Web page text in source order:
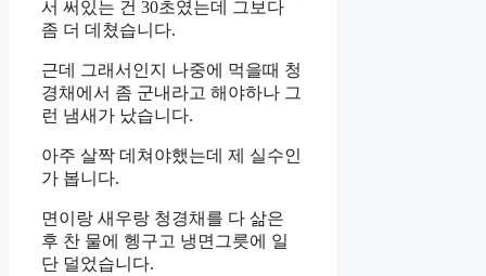
서 써있는 건 30초였는데 그보다
좀 더 데쳤습니다.
근데 그래서인지 나중에 먹을때 청
경채에서 좀 군내라고 해야하나 그
런 냄새가 났습니다.
아주 살짝 데쳐야했는데 제 실수인
가 봅니다.
면이랑 새우랑 청경채를 다 삶은
후 찬 물에 헹구고 냉면그릇에 일
단 덜었습니다.